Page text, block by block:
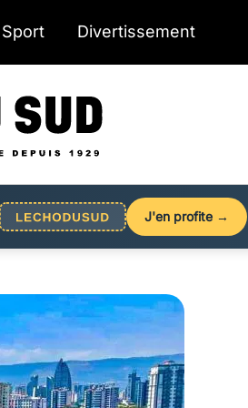
Sport Divertissement
J'en profite →